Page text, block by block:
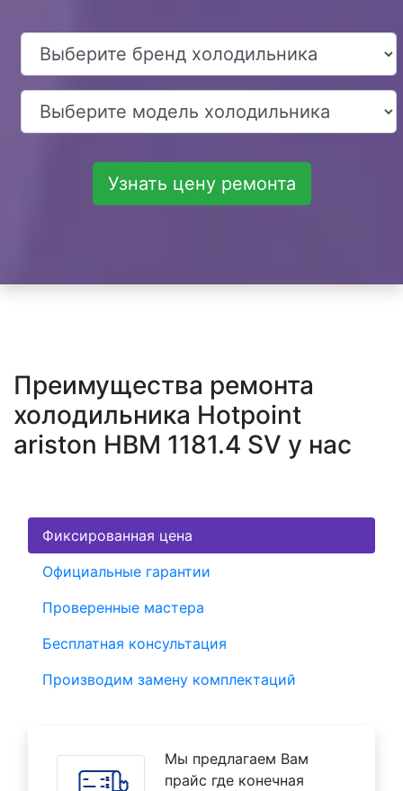
Узнать цену ремонта
Преимущества ремонта
холодильника Hotpoint
ariston HBM 1181.4 SV у нас
Фиксированная цена
Официальные гарантии
Проверенные мастера
Бесплатная консультация
Производим замену комплектаций
Мы предлагаем Вам
прайс где конечная